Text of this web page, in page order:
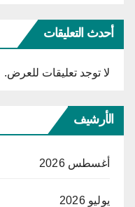
أحدث التعليقات
لا توجد تعليقات للعرض.
الأرشيف
أغسطس 2026
يوليو 2026